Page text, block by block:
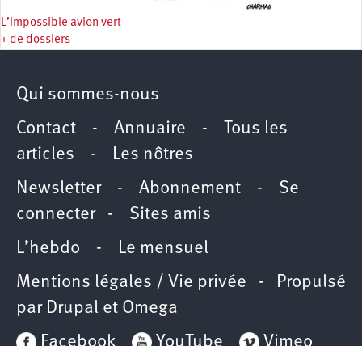
L’impossible avion vert
+ de dossiers
Qui sommes-nous
Contact - Annuaire -
Tous les
articles - Les nôtres
Newsletter- Abonnement - Se
connecter- Sites amis
L’hebdo - Le mensuel
Mentions légales / Vie privée - Propulsé
par Drupal et Omega